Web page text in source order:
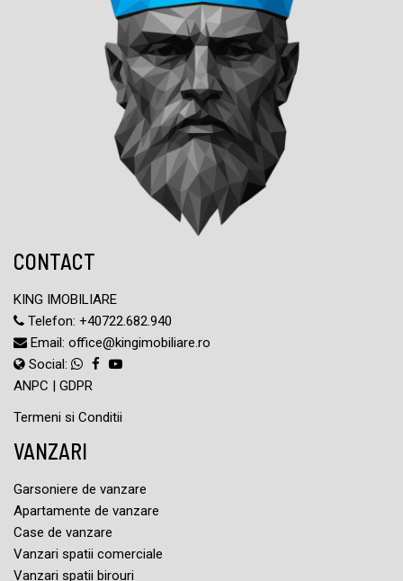
CONTACT
KING IMOBILIARE
Telefon: +40722.682.940
Email: office@kingimobiliare.ro
Social:
ANPC | GDPR
Termeni si Conditii
VANZARI
Garsoniere de vanzare
Apartamente de vanzare
Case de vanzare
Vanzari spatii comerciale
Vanzari spatii birouri